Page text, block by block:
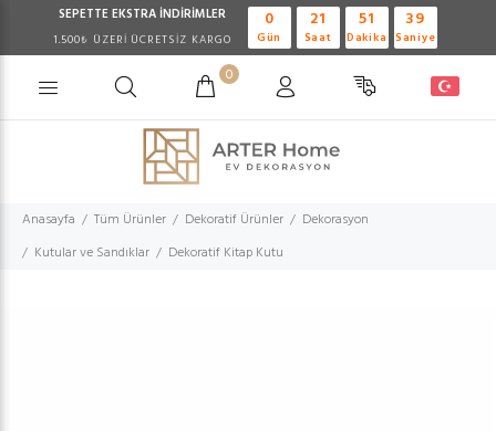
SEPETTE EKSTRA İNDİRİMLER
1.500₺ ÜZERİ ÜCRETSİZ KARGO
0
Gün
21
Saat
51
Dakika
39
Saniye
0
Anasayfa Tüm Ürünler Dekoratif Ürünler
Dekorasyon
Kutular ve Sandıklar
Dekoratif Kitap Kutu